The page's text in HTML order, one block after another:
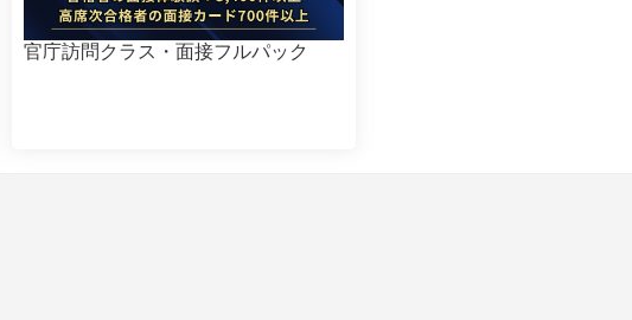
官庁訪問クラス・面接フルパック